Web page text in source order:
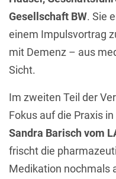
Gesellschaft BW. Sie
einem Impulsvortrag
mit Demenz – aus
Sicht.
Im zweiten Teil der
Fokus auf die Praxis
Sandra Barisch vom
frischt die
Medikation nochmals